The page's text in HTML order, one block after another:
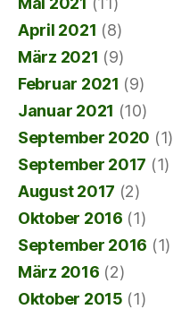
April 2021 (8)
März 2021 (9)
Februar 2021 (9)
Januar 2021 (10)
September 2020 (1)
September 2017 (1)
August 2017 (2)
Oktober 2016 (1)
September 2016 (1)
März 2016 (2)
Oktober 2015 (1)